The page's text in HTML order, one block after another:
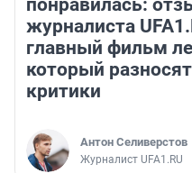
понравилась:
журналиста
главный фильм
который разносят
критики
Антон Селиверстов
Журналист UFA1.RU